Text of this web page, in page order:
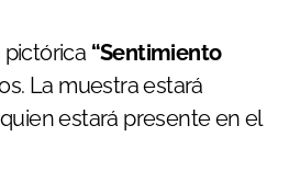
pictórica “Sentimiento
La muestra estará
estará presente en el